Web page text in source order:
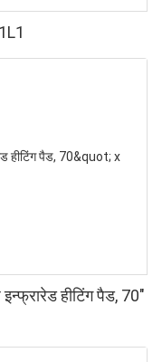
हीटिंग पैड, 70"